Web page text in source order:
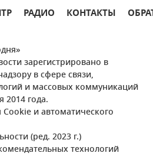
РАДИО КОНТАКТЫ
зарегистрировано в
в сфере связи,
и массовых коммуникаций
2014 года.
и автоматического
(ред. 2023 г.)
технологий